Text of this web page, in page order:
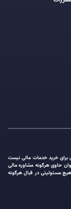
خرید خدمات مالی نیست
حاوی هرگونه مشاوره مالی
مسئولیتی در قبال هرگونه